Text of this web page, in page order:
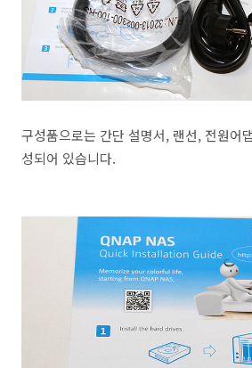
구성품으로는 간단 설명서, 랜선, 전원어
성되어 있습니다.